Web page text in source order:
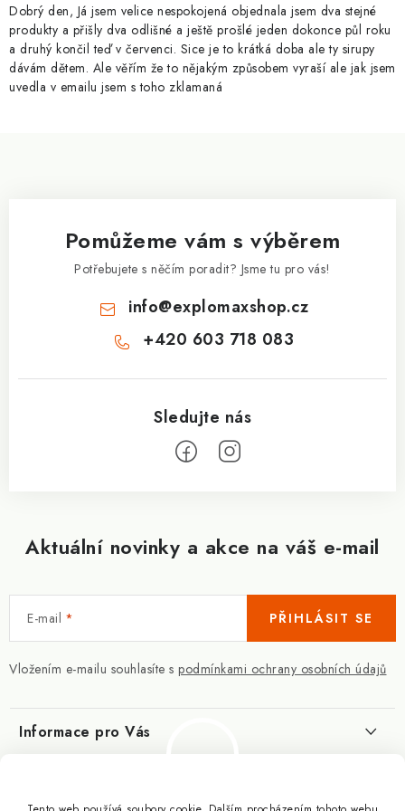
p
i
s
u
Dobrý den, Já jsem velice nespokojená objednala jsem dva stejné
produkty a přišly dva odlišné a ještě prošlé jeden dokonce půl roku
a druhý končil teď v červenci. Sice je to krátká doba ale ty sirupy
dávám dětem. Ale věřím že to nějakým způsobem vyraší ale jak jsem
uvedla v emailu jsem s toho zklamaná
Aktuální novinky a akce na váš e-mail
E-mail
Vložením e-mailu souhlasíte s podmínkami ochrany osobních údajů
PŘIHLÁSIT SE
Pomůžeme vám s výběrem
Potřebujete s něčím poradit? Jsme tu pro vás!
info@explomaxshop.cz
+420 603 718 083
Informace pro Vás
Slovník pojmů